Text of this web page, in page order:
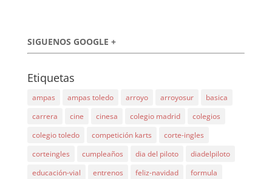
SIGUENOS GOOGLE +
Etiquetas
ampas ampas toledo arroyo arroyosur
basica
carrera
cine cinesa colegio madrid
colegios
colegio toledo
competición karts
corte-ingles
corteingles
cumpleaños dia del piloto
diadelpiloto
educación-vial
entrenos feliz-navidad
formula